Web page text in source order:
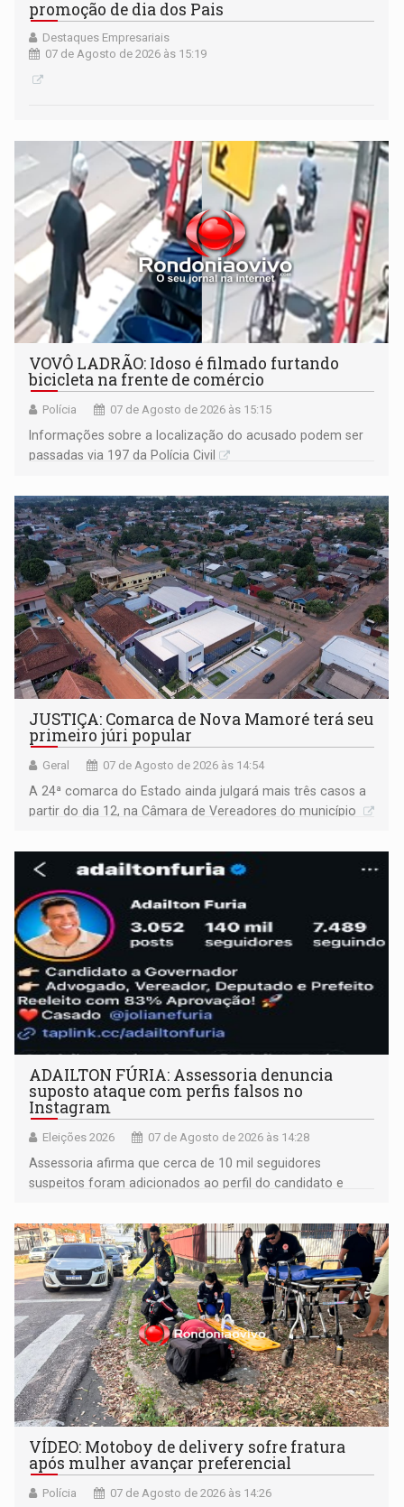
promoção de dia dos Pais
Destaques Empresariais
07 de Agosto de 2026 às 15:19
VOVÔ LADRÃO: Idoso é filmado furtando
bicicleta na frente de comércio
Polícia 07 de Agosto de 2026 às 15:15
Informações sobre a localização do acusado podem ser
passadas via 197 da Polícia Civil
JUSTIÇA: Comarca de Nova Mamoré terá seu
primeiro júri popular
Geral 07 de Agosto de 2026 às 14:54
A 24ª comarca do Estado ainda julgará mais três casos a
partir do dia 12, na Câmara de Vereadores do município
ADAILTON FÚRIA: Assessoria denuncia
suposto ataque com perfis falsos no
Instagram
Eleições 2026 07 de Agosto de 2026 às 14:28
Assessoria afirma que cerca de 10 mil seguidores
suspeitos foram adicionados ao perfil do candidato e
remover as contas
VÍDEO: Motoboy de delivery sofre fratura
após mulher avançar preferencial
Polícia 07 de Agosto de 2026 às 14:26